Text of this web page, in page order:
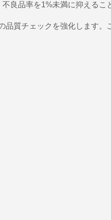
良品率を1%未満に抑えるこ
質チェックを強化します